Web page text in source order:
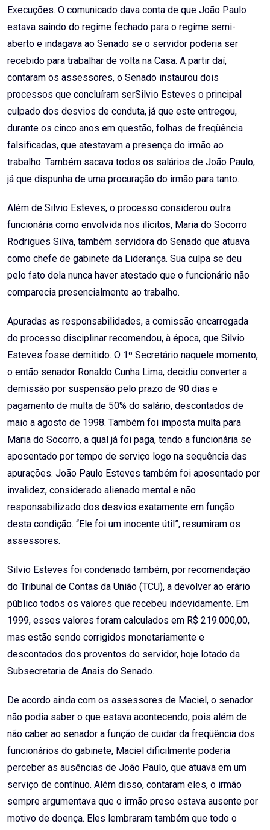
Execuções. O comunicado dava conta de que João Paulo
estava saindo do regime fechado para o regime semi-
aberto e indagava ao Senado se o servidor poderia ser
recebido para trabalhar de volta na Casa. A partir daí,
contaram os assessores, o Senado instaurou dois
processos que concluíram serSilvio Esteves o principal
culpado dos desvios de conduta, já que este entregou,
durante os cinco anos em questão, folhas de freqüência
falsificadas, que atestavam a presença do irmão ao
trabalho. Também sacava todos os salários de João Paulo,
já que dispunha de uma procuração do irmão para tanto.
Além de Silvio Esteves, o processo considerou outra
funcionária como envolvida nos ilícitos, Maria do Socorro
Rodrigues Silva, também servidora do Senado que atuava
como chefe de gabinete da Liderança. Sua culpa se deu
pelo fato dela nunca haver atestado que o funcionário não
comparecia presencialmente ao trabalho.
Apuradas as responsabilidades, a comissão encarregada
do processo disciplinar recomendou, à época, que Silvio
Esteves fosse demitido. O 1º Secretário naquele momento,
o então senador Ronaldo Cunha Lima, decidiu converter a
demissão por suspensão pelo prazo de 90 dias e
pagamento de multa de 50% do salário, descontados de
maio a agosto de 1998. Também foi imposta multa para
Maria do Socorro, a qual já foi paga, tendo a funcionária se
aposentado por tempo de serviço logo na sequência das
apurações. João Paulo Esteves também foi aposentado por
invalidez, considerado alienado mental e não
responsabilizado dos desvios exatamente em função
desta condição. “Ele foi um inocente útil”, resumiram os
assessores.
Silvio Esteves foi condenado também, por recomendação
do Tribunal de Contas da União (TCU), a devolver ao erário
público todos os valores que recebeu indevidamente. Em
1999, esses valores foram calculados em R$ 219.000,00,
mas estão sendo corrigidos monetariamente e
descontados dos proventos do servidor, hoje lotado da
Subsecretaria de Anais do Senado.
De acordo ainda com os assessores de Maciel, o senador
não podia saber o que estava acontecendo, pois além de
não caber ao senador a função de cuidar da freqüência dos
funcionários do gabinete, Maciel dificilmente poderia
perceber as ausências de João Paulo, que atuava em um
serviço de contínuo. Além disso, contaram eles, o irmão
sempre argumentava que o irmão preso estava ausente por
motivo de doença. Eles lembraram também que todo o